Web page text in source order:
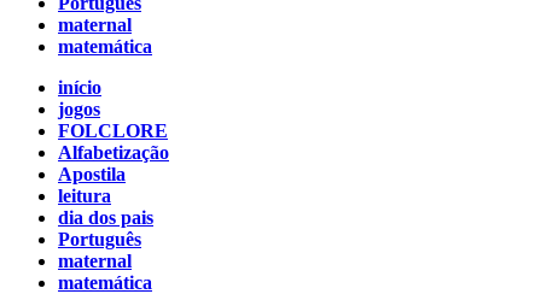
maternal
matemática
início
jogos
FOLCLORE
Alfabetização
Apostila
leitura
dia dos pais
Português
maternal
matemática